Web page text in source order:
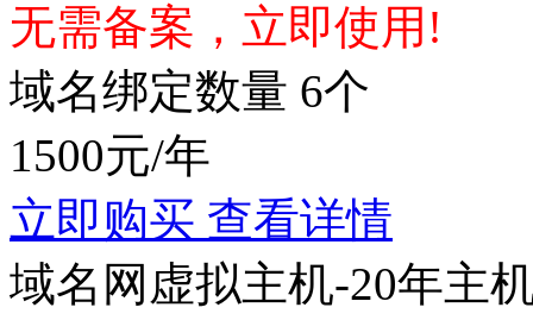
无需备案，立即使用!
域名绑定数量 6个
1500元/年
立即购买 查看详情
域名网虚拟主机-20年主